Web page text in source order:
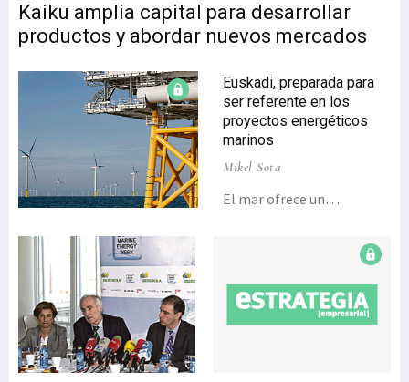
Kaiku amplia capital para desarrollar
productos y abordar nuevos mercados
Euskadi, preparada para
ser referente en los
proyectos energéticos
marinos
Mikel Sota
El mar ofrece un
energético necesario
gracias a la utilización de
tecnologías de vanguardia,